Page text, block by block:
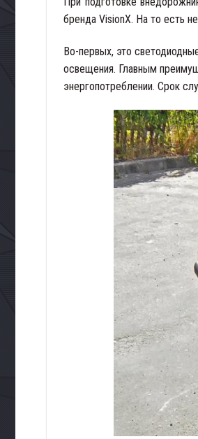
бренда VisionX. На то есть
Во-первых, это
освещения. Главным
энергопотреблении. Срок